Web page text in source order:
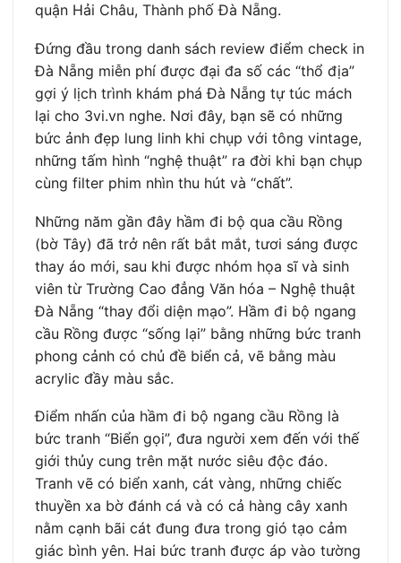
quận Hải Châu, Thành phố Đà Nẵng.
Đứng đầu trong danh sách review điểm check in
Đà Nẵng miễn phí được đại đa số các “thổ địa”
gợi ý lịch trình khám phá Đà Nẵng tự túc mách
lại cho 3vi.vn nghe. Nơi đây, bạn sẽ có những
bức ảnh đẹp lung linh khi chụp với tông vintage,
những tấm hình “nghệ thuật” ra đời khi bạn chụp
cùng filter phim nhìn thu hút và “chất”.
Những năm gần đây hầm đi bộ qua cầu Rồng
(bờ Tây) đã trở nên rất bắt mắt, tươi sáng được
thay áo mới, sau khi được nhóm họa sĩ và sinh
viên từ Trường Cao đẳng Văn hóa – Nghệ thuật
Đà Nẵng “thay đổi diện mạo”. Hầm đi bộ ngang
cầu Rồng được “sống lại” bằng những bức tranh
phong cảnh có chủ đề biển cả, vẽ bằng màu
acrylic đầy màu sắc.
Điểm nhấn của hầm đi bộ ngang cầu Rồng là
bức tranh “Biển gọi”, đưa người xem đến với thế
giới thủy cung trên mặt nước siêu độc đáo.
Tranh vẽ có biển xanh, cát vàng, những chiếc
thuyền xa bờ đánh cá và có cả hàng cây xanh
nằm cạnh bãi cát đung đưa trong gió tạo cảm
giác bình yên. Hai bức tranh được áp vào tường